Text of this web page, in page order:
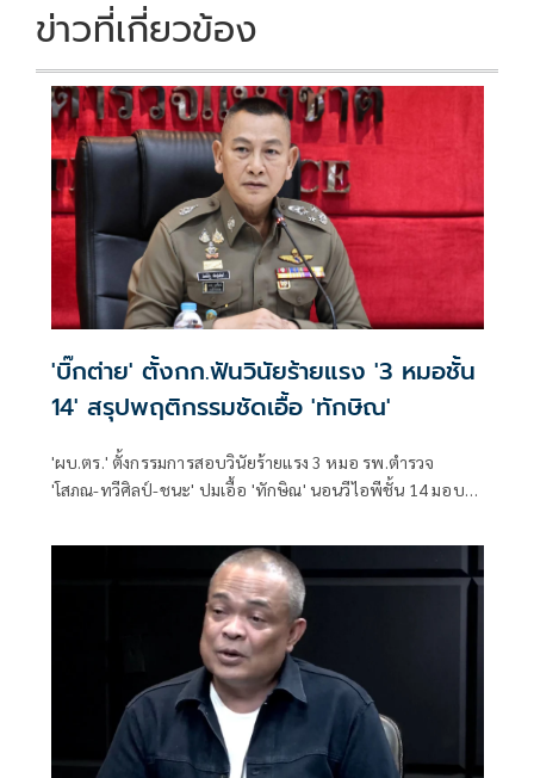
ข่าวที่เกี่ยวข้อง
'บิ๊กต่าย' ตั้งกก.ฟันวินัยร้ายแรง '3 หมอชั้น
14' สรุปพฤติกรรมชัดเอื้อ 'ทักษิณ'
'ผบ.ตร.' ตั้งกรรมการสอบวินัยร้ายแรง 3 หมอ รพ.ตำรวจ
'โสภณ-ทวีศิลป์-ชนะ' ปมเอื้อ 'ทักษิณ' นอนวีไอพีชั้น 14 มอบ